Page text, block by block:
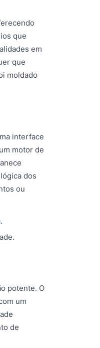
que
em
que
moldado
interface
motor de
dos
ou
potente. O
um
de